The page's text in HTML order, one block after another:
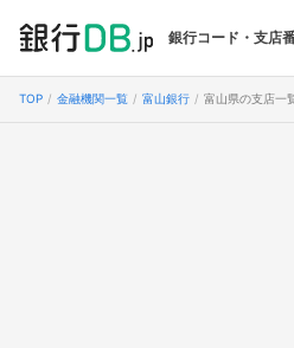
銀行コード・支店
TOP 金融機関一覧 富山銀行 富山県の支店一